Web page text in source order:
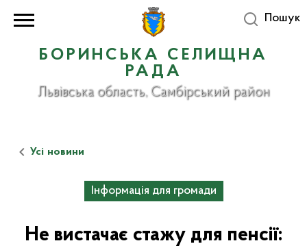
БОРИНСЬКА СЕЛИЩНА
РАДА
Львівська область, Самбірський район
Пошук
Усі новини
Інформація для громади
Не вистачає стажу для пенсії: